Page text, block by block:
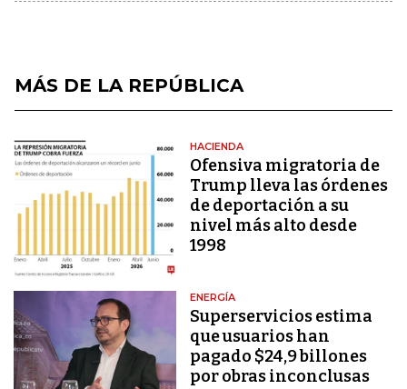
MÁS DE LA REPÚBLICA
HACIENDA
Ofensiva migratoria de
Trump lleva las órdenes
de deportación a su
nivel más alto desde
1998
ENERGÍA
Superservicios estima
que usuarios han
pagado $24,9 billones
por obras inconclusas